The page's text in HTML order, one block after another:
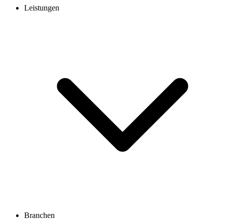
Leistungen
Branchen